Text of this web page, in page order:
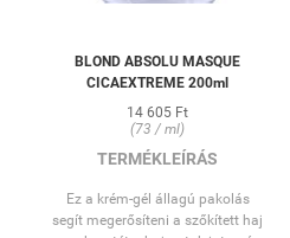
BLOND ABSOLU MASQUE
CICAEXTREME 200ml
14 605 Ft
(73 / ml)
TERMÉKLEÍRÁS
Ez a krém-gél állagú pakolás
segít megerősíteni a szőkített haj